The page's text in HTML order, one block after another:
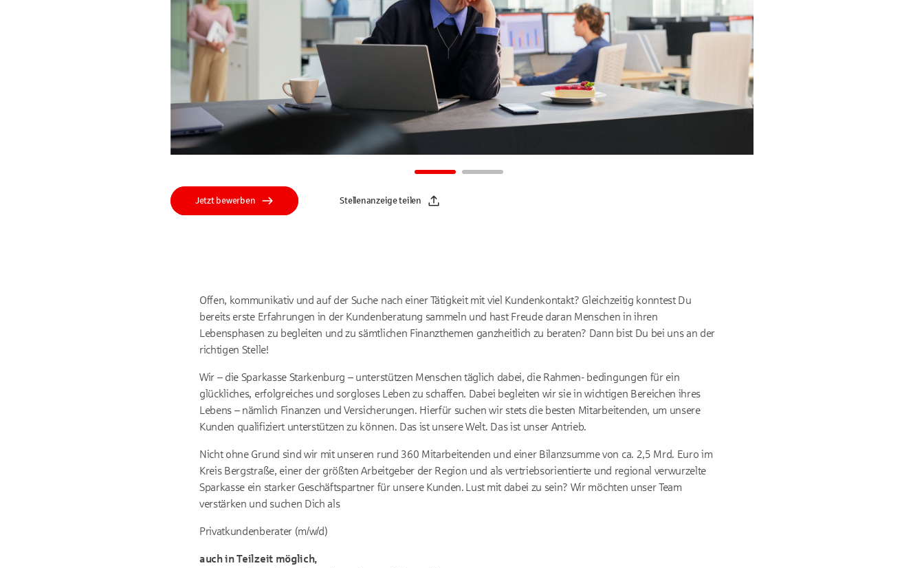
Jetzt bewerben Stellenanzeige teilen
Offen, kommunikativ und auf der Suche nach einer Tätigkeit mit viel Kundenkontakt? Gleichzeitig konntest Du
bereits erste Erfahrungen in der Kundenberatung sammeln und hast Freude daran Menschen in ihren
Lebensphasen zu begleiten und zu sämtlichen Finanzthemen ganzheitlich zu beraten? Dann bist Du bei uns an der
richtigen Stelle!
Wir – die Sparkasse Starkenburg – unterstützen Menschen täglich dabei, die Rahmen- bedingungen für ein
glückliches, erfolgreiches und sorgloses Leben zu schaffen. Dabei begleiten wir sie in wichtigen Bereichen ihres
Lebens – nämlich Finanzen und Versicherungen. Hierfür suchen wir stets die besten Mitarbeitenden, um unsere
Kunden qualifiziert unterstützen zu können. Das ist unsere Welt. Das ist unser Antrieb.
Nicht ohne Grund sind wir mit unseren rund 360 Mitarbeitenden und einer Bilanzsumme von ca. 2,5 Mrd. Euro im
Kreis Bergstraße, einer der größten Arbeitgeber der Region und als vertriebsorientierte und regional verwurzelte
Sparkasse ein starker Geschäftspartner für unsere Kunden. Lust mit dabei zu sein? Wir möchten unser Team
verstärken und suchen Dich als
Privatkundenberater (m/w/d)
auch in Teilzeit möglich,